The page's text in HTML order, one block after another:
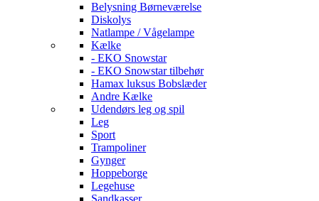
Belysning Børneværelse
Diskolys
Natlampe / Vågelampe
Kælke
- EKO Snowstar
- EKO Snowstar tilbehør
Hamax luksus Bobslæder
Andre Kælke
Udendørs leg og spil
Leg
Sport
Trampoliner
Gynger
Hoppeborge
Legehuse
Sandkasser